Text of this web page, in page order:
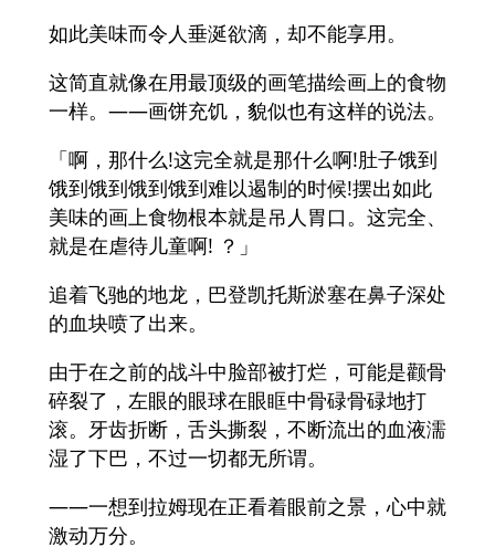
如此美味而令人垂涎欲滴，却不能享用。
这简直就像在用最顶级的画笔描绘画上的食物
一样。——画饼充饥，貌似也有这样的说法。
「啊，那什么!这完全就是那什么啊!肚子饿到
饿到饿到饿到饿到难以遏制的时候!摆出如此
美味的画上食物根本就是吊人胃口。这完全、
就是在虐待儿童啊! ？」
追着飞驰的地龙，巴登凯托斯淤塞在鼻子深处
的血块喷了出来。
由于在之前的战斗中脸部被打烂，可能是颧骨
碎裂了，左眼的眼球在眼眶中骨碌骨碌地打
滚。牙齿折断，舌头撕裂，不断流出的血液濡
湿了下巴，不过一切都无所谓。
——一想到拉姆现在正看着眼前之景，心中就
激动万分。